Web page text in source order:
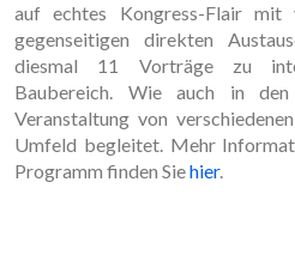
auf echtes Kongress-Flair mit
gegenseitigen direkten
diesmal 11 Vorträge zu
Baubereich. Wie auch in
Veranstaltung von
Umfeld begleitet. Mehr
Programm finden Siehier.